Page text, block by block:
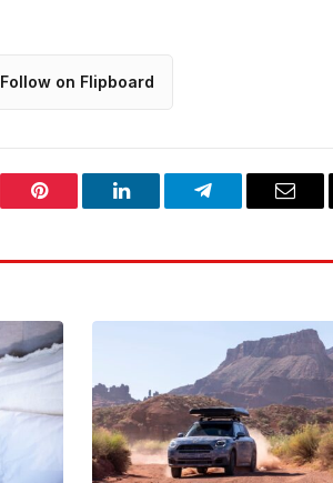
Follow on Flipboard
Pinterest LinkedIn Telegram Email